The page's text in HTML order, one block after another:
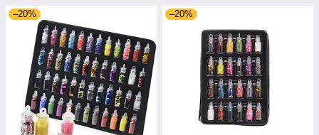
–20% –20%